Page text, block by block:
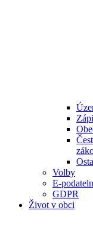
Volby
E-
GDPR
Život v obci